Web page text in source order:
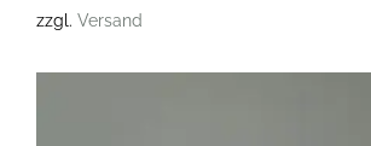
zzgl. Versand